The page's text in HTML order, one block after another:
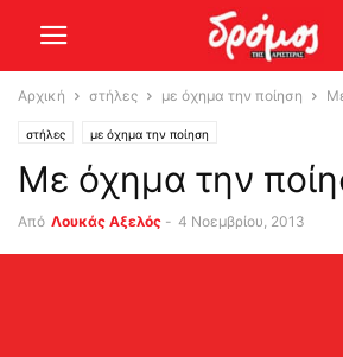
Αρχική στήλες με όχημα την ποίηση
στήλες με όχημα την ποίηση
Με όχημα την
Από Λουκάς Αξελός - 4 Νοεμβρίου, 2013